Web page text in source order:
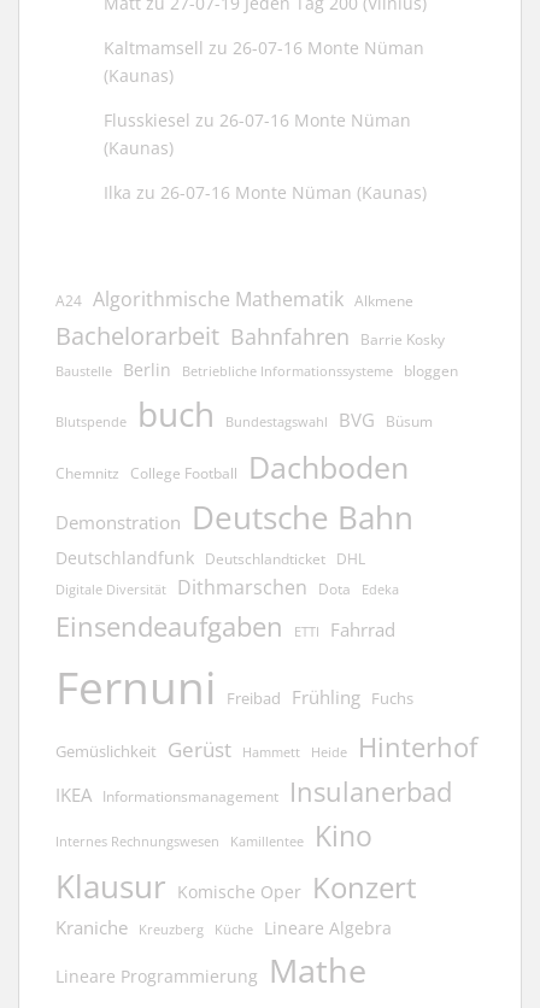
Kaltmamsell zu 26-07-16 Monte Nüman
(Kaunas)
Flusskiesel zu 26-07-16 Monte Nüman
(Kaunas)
Ilka zu 26-07-16 Monte Nüman (Kaunas)
A24 Algorithmische Mathematik Alkmene
Bachelorarbeit Bahnfahren Barrie Kosky
Baustelle Berlin Betriebliche Informationssysteme bloggen
Blutspende buch Bundestagswahl BVG Büsum
Chemnitz College Football Dachboden
Demonstration Deutsche Bahn
Deutschlandfunk Deutschlandticket DHL
Digitale Diversität Dithmarschen Dota Edeka
Einsendeaufgaben ETTI Fahrrad
Fernuni Freibad Frühling Fuchs
Gemüslichkeit Gerüst Hammett Heide Hinterhof
IKEA Informationsmanagement Insulanerbad
Internes Rechnungswesen Kamillentee Kino
Klausur Komische Oper Konzert
Kraniche Kreuzberg Küche Lineare Algebra
Lineare Programmierung Mathe